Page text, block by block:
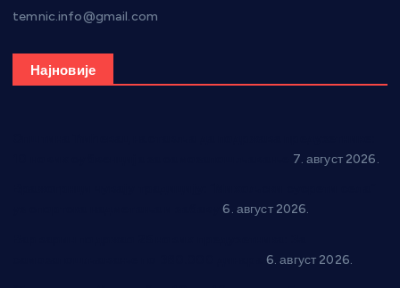
temnic.info@gmail.com
Најновије
7. август 2026.
6. август 2026.
6. август 2026.